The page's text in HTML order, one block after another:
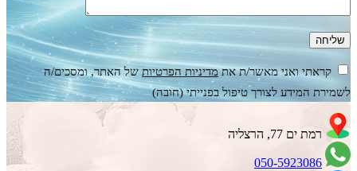
קראתי ואני מאשר/ת אתמדיניות הפרטיותשל האתר, ומסכים/ה
לשמירת המידע לצורך טיפול בפנייתי (חובה)
רמת ים 77, הרצליה
050-5923086